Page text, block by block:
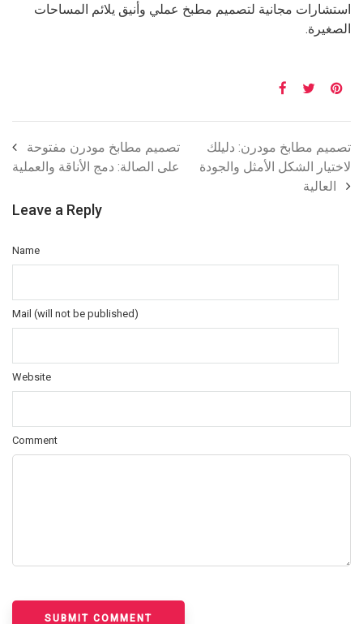
استشارات مجانية لتصميم مطبخ عملي وأنيق يلائم المساحات
الصغيرة.
تصميم مطابخ مودرن مفتوحة
على الصالة: دمج الأناقة والعملية
تصميم مطابخ مودرن: دليلك
لاختيار الشكل الأمثل والجودة
العالية
Leave a Reply
Name
Mail (will not be published)
Website
Comment